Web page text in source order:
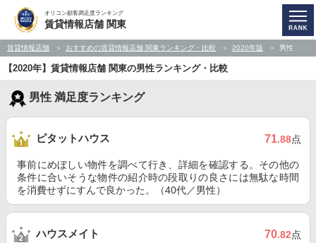
オリコン顧客満足度ランキング
賃貸情報店舗 関東
賃貸情報店舗 おすすめの賃貸情報店舗 関東ランキング・比較 2020年版 男性
【2020年】賃貸情報店舗 関東の男性ランキング・比較
男性 満足度ランキング
ピタットハウス 71.88点
事前にめぼしい物件を調べて行き、詳細を確認する。その他の
条件に合いそうな物件の紹介時の段取りの良さには無駄な時間
を消費せずにすんで良かった。（40代／男性）
ハウスメイト 70.82点